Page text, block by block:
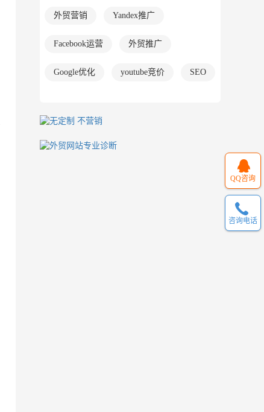
外贸营销 Yandex推广
Facebook运营 外贸推广
Google优化 youtube竞价 SEO
QQ咨询
咨询电话